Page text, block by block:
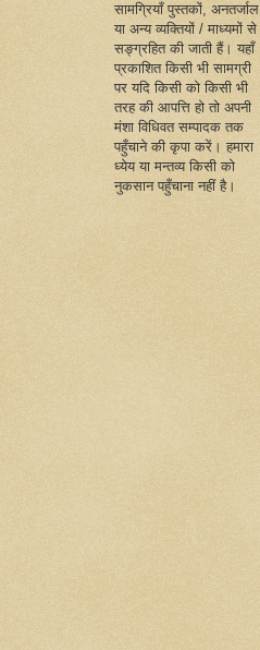
सामग्रियाँ पुस्तकों, अनतर्जाल
या अन्य व्यक्तियों / माध्यमों से
सङ्ग्रहित की जाती हैं। यहाँ
प्रकाशित किसी भी सामग्री
पर यदि किसी को किसी भी
तरह की आपत्ति हो तो अपनी
मंशा विधिवत सम्पादक तक
पहुँचाने की कृपा करें। हमारा
ध्येय या मन्तव्य किसी को
नुकसान पहुँचाना नहीं है।